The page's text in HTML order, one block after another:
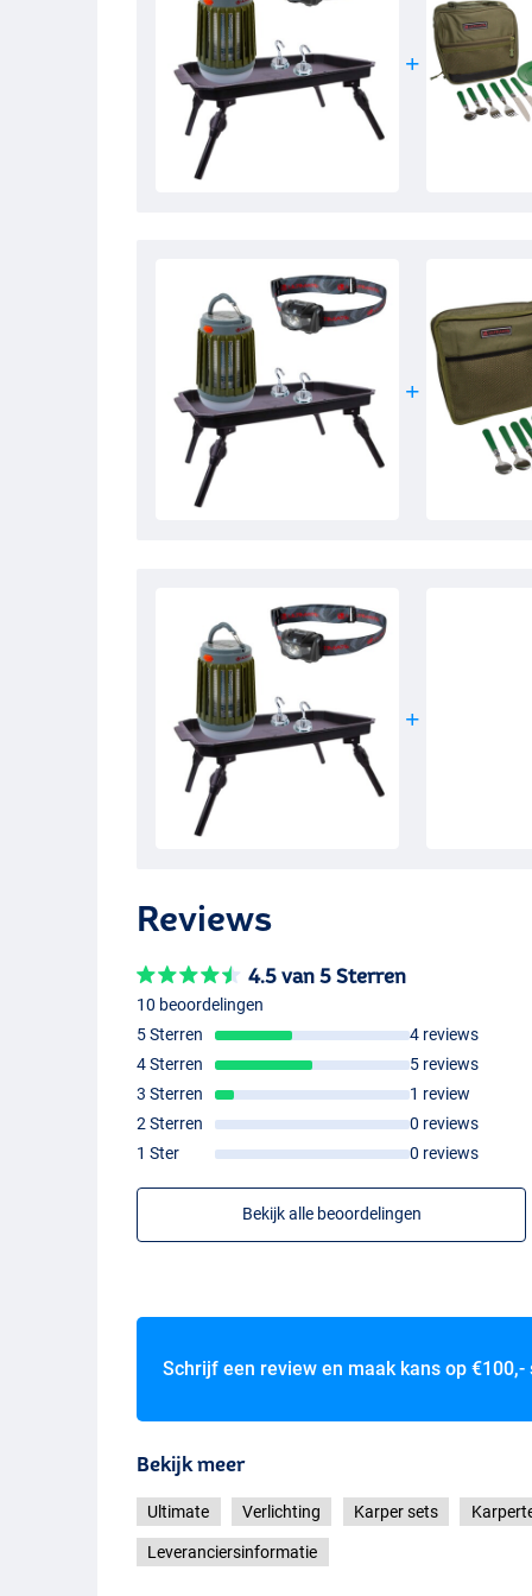
- Helderheid: 200 lumen
- Voorzien van draagring met clip
- Oplaadmogelijkheden: microUSB
- Oplaadtijd: 5-8h
- Verlichtingstijd: tot 8h
- Anti-muggen verlichtingstijd: 12h
- Water resistent: IP64
- Lichtsterkte: 80 lumen
-lichaam
- IP44 Waterdicht
- Verstelbare hoofdband
- 4 modi, wit en rood licht
- Werkt met 3 xAAA-batterij (niet inbegrepen)
Ultimate Magnetic Bivvy Hooks
- Inhoud: 2 stuks
- Magnetisch systeem
- Ideaal voor de organisatie van je bivvy
Reviews
4.5 van 5 Sterren
10 beoordelingen
5 Sterren
4 reviews
4 Sterren
5 reviews
3 Sterren
1 review
2 Sterren
0 reviews
1 Ster
0 reviews
Bekijk alle beoordelingen
Schrijf een review en maak kans op €100,-
Bekijk meer
Ultimate Verlichting Karper sets
Leveranciersinformatie